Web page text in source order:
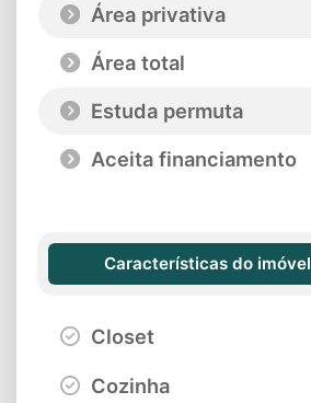
Área privativa
Área total
Estuda permuta
Aceita financiamento
Características do imóvel
Closet
Cozinha